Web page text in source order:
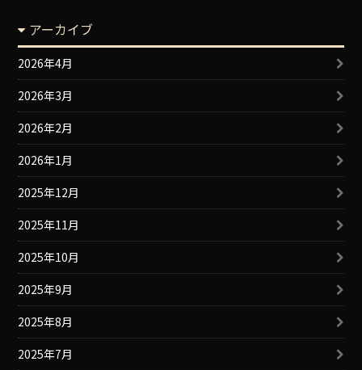
アーカイブ
2026年4月
2026年3月
2026年2月
2026年1月
2025年12月
2025年11月
2025年10月
2025年9月
2025年8月
2025年7月